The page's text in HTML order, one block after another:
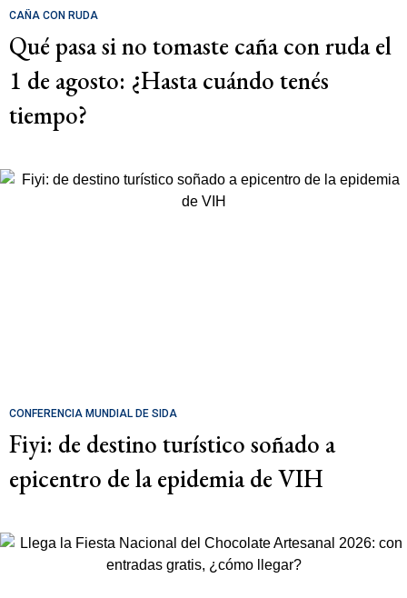
CAÑA CON RUDA
Qué pasa si no tomaste caña con ruda el
1 de agosto: ¿Hasta cuándo tenés
tiempo?
CONFERENCIA MUNDIAL DE SIDA
Fiyi: de destino turístico soñado a
epicentro de la epidemia de VIH